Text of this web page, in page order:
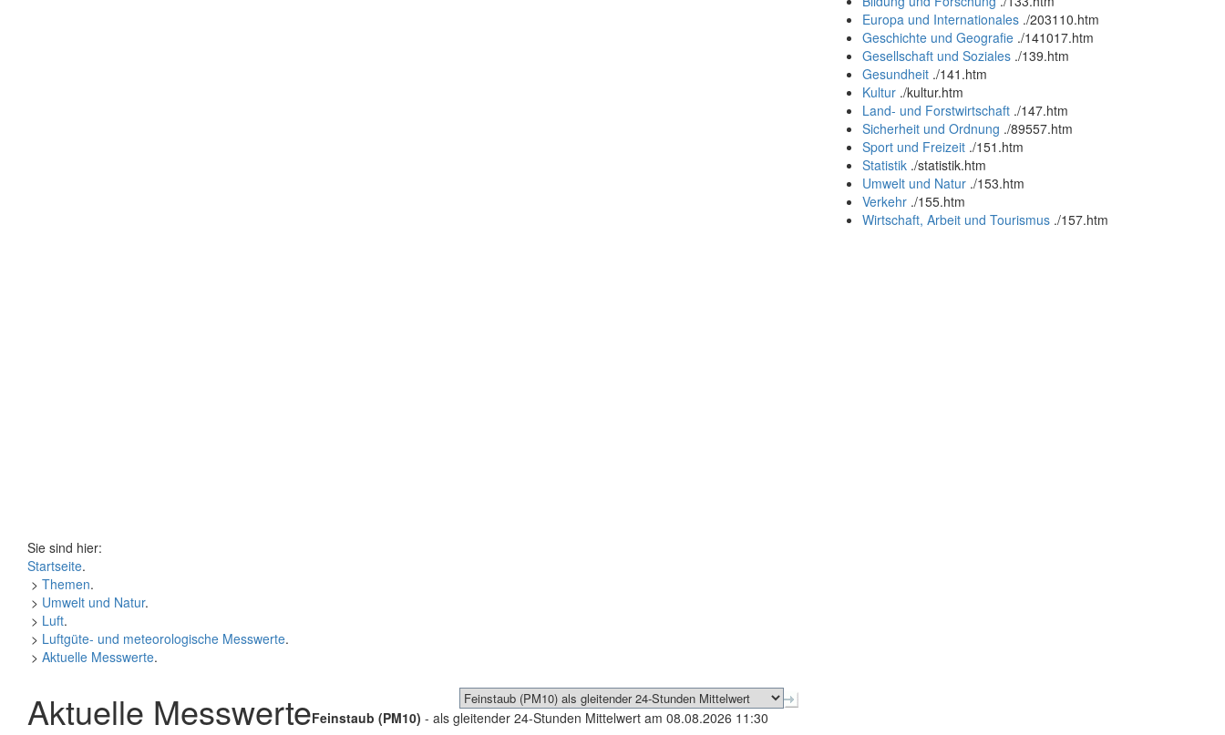
Europa und Internationales ./203110.htm
Geschichte und Geografie ./141017.htm
Gesellschaft und Soziales ./139.htm
Gesundheit ./141.htm
Kultur ./kultur.htm
Land- und Forstwirtschaft ./147.htm
Sicherheit und Ordnung ./89557.htm
Sport und Freizeit ./151.htm
Statistik ./statistik.htm
Umwelt und Natur ./153.htm
Verkehr ./155.htm
Wirtschaft, Arbeit und Tourismus ./157.htm
Sie sind hier:
Startseite.
> Themen.
> Umwelt und Natur.
> Luft.
> Luftgüte- und meteorologische Messwerte.
> Aktuelle Messwerte.
Aktuelle MesswerteFeinstaub (PM10) - als gleitender 24-Stunden Mittelwert am 08.08.2026 11:30